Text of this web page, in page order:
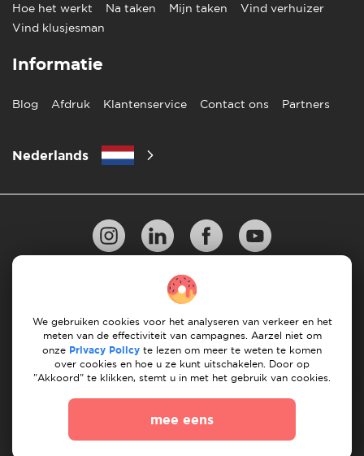
Hoe het werkt Na taken Mijn taken
Vind verhuizer
Vind klusjesman
Informatie
Blog Afdruk Klantenservice Contact ons Partners
Nederlands
bevatten, wat onze redactionele integriteit niet aantast
maar wel groeimogelijkheden biedt.
10 regels voor succesvol verhuizen
Richtlijnen voor betaling Algemene Voorwaarden
Annuleren & terugbetalingen
We gebruiken cookies voor het analyseren van verkeer en het
meten van de effectiviteit van campagnes. Aarzel niet om
onze Privacy Policy te lezen om meer te weten te komen
over cookies en hoe u ze kunt uitschakelen. Door op
"Akkoord" te klikken, stemt u in met het gebruik van cookies.
mee eens